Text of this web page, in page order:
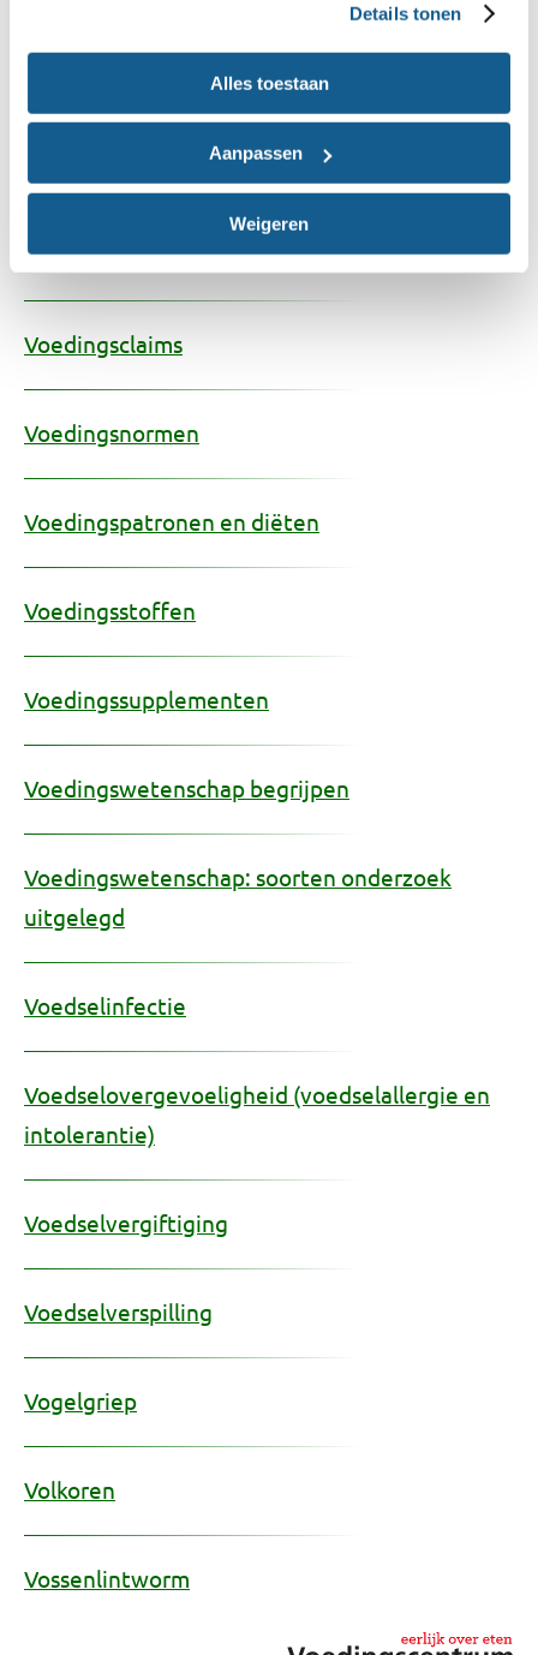
Details tonen
Alles toestaan
Aanpassen
Weigeren
Vochtbalans
Voedingsclaims
Voedingsnormen
Voedingspatronen en diëten
Voedingsstoffen
Voedingssupplementen
Voedingswetenschap begrijpen
Voedingswetenschap: soorten onderzoek
uitgelegd
Voedselinfectie
Voedselovergevoeligheid (voedselallergie en
intolerantie)
Voedselvergiftiging
Voedselverspilling
Vogelgriep
Volkoren
Vossenlintworm